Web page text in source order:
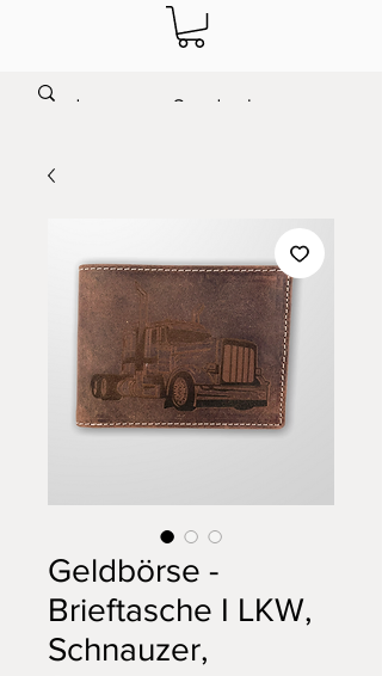
Geldbörse -
Brieftasche I LKW,
Schnauzer,